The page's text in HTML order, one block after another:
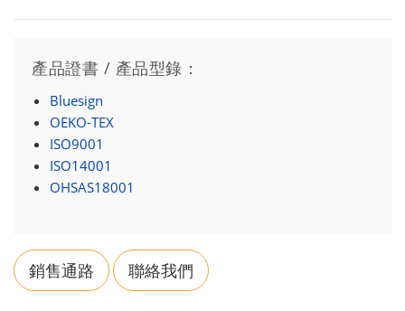
產品證書 / 產品型錄：
Bluesign
OEKO-TEX
ISO9001
ISO14001
OHSAS18001
銷售通路 聯絡我們